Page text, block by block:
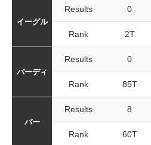
イーグル
Results 0
Rank 2T
バーディ
Results 0
Rank 85T
パー
Results 8
Rank 60T